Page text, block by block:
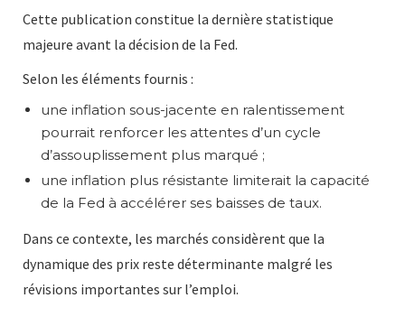
Cette publication constitue la dernière statistique
majeure avant la décision de la Fed.
Selon les éléments fournis :
une inflation sous-jacente en ralentissement
pourrait renforcer les attentes d’un cycle
d’assouplissement plus marqué ;
une inflation plus résistante limiterait la capacité
de la Fed à accélérer ses baisses de taux.
Dans ce contexte, les marchés considèrent que la
dynamique des prix reste déterminante malgré les
révisions importantes sur l’emploi.